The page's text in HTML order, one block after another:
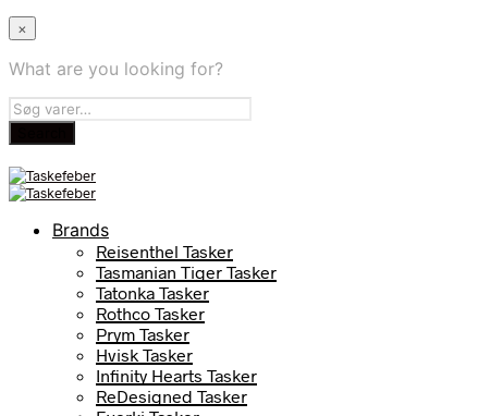
×
What are you looking for?
Brands
Reisenthel Tasker
Tasmanian Tiger Tasker
Tatonka Tasker
Rothco Tasker
Prym Tasker
Hvisk Tasker
Infinity Hearts Tasker
ReDesigned Tasker